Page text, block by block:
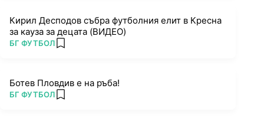
Кирил Десподов събра футболния елит в Кресна
за кауза за децата (ВИДЕО)
ПОВЕЧЕ ОТ
БГ ФУТБОЛ add favorites
Ботев Пловдив е на ръба!
ПОВЕЧЕ ОТ
БГ ФУТБОЛ add favorites